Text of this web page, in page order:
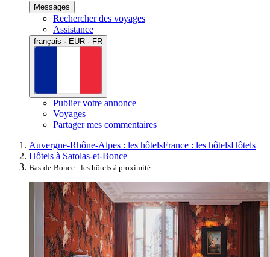
Messages
Rechercher des voyages
Assistance
français · EUR · FR
Publier votre annonce
Voyages
Partager mes commentaires
Auvergne-Rhône-Alpes : les hôtelsFrance : les hôtelsHôtels
Hôtels à Satolas-et-Bonce
Bas-de-Bonce : les hôtels à proximité